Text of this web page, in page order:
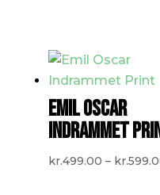
EMIL OSCAR
INDRAMMET
kr.499.00 – kr.